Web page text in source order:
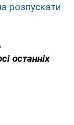
розпускати
останніх